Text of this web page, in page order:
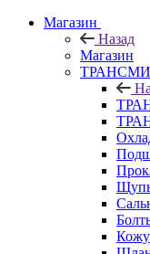
Магазин
Назад
Магазин